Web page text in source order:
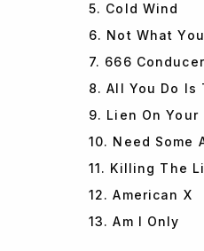
5. Cold Wind
6. Not What
7. 666 Conducer
8. All You Do Is
9. Lien On Your
10. Need Some
11. Killing The
12. American X
13. Am I Only